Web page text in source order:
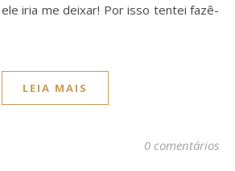
iria me deixar! Por isso tentei fazê-
LEIA MAIS
0 comentários